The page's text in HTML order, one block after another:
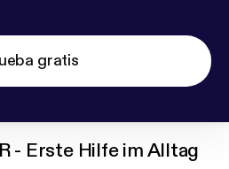
gratis
- Erste Hilfe im Alltag